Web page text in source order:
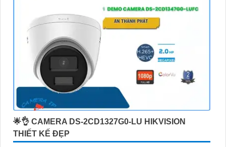
🌟👌 CAMERA DS-2CD1327G0-LU HIKVISION
THIẾT KẾ ĐẸP